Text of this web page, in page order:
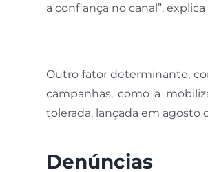
a confiança no canal”,
Outro fator determinante,
campanhas, como a
tolerada, lançada em agosto
Denúncias